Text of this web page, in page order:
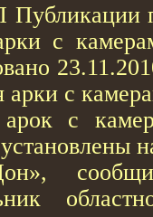
Публикации
с
арки с
с